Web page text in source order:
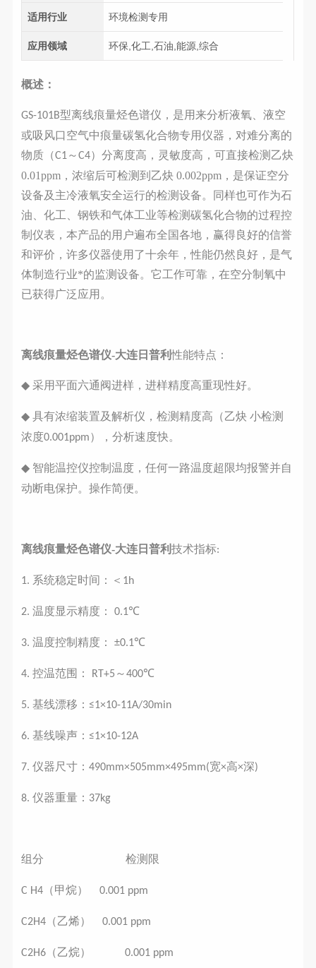
适用行业 环境检测专用
应用领域 环保,化工,石油,能源,综合
概述：
GS-101B型离线痕量烃色谱仪，是用来分析液氧、液空
或吸风口空气中痕量碳氢化合物专用仪器，对难分离的
物质（C1～C4）分离度高，灵敏度高，可直接检测乙炔
0.01ppm，浓缩后可检测到乙炔 0.002ppm，是保证空分
设备及主冷液氧安全运行的检测设备。同样也可作为石
油、化工、钢铁和气体工业等检测碳氢化合物的过程控
制仪表，本产品的用户遍布全国各地，赢得良好的信誉
和评价，许多仪器使用了十余年，性能仍然良好，是气
体制造行业*的监测设备。它工作可靠，在空分制氧中
已获得广泛应用。
离线痕量烃色谱仪-大连日普利性能特点：
◆采用平面六通阀进样，进样精度高重现性好。
◆具有浓缩装置及解析仪，检测精度高（乙炔 小检测
浓度0.001ppm），分析速度快。
◆ 智能温控仪控制温度，任何一路温度超限均报警并自
动断电保护。操作简便。
离线痕量烃色谱仪-大连日普利技术指标:
1.系统稳定时间：＜ 1h
2.温度显示精度： 0.1℃
3.温度控制精度： ±0.1℃
4.控温范围： RT+5 ～400℃
5.基线漂移：≤1×10-11A/30min
6.基线噪声：≤1×10-12A
7.仪器尺寸：490mm×505mm×495mm(宽×高×深)
8.仪器重量： 37kg
组分 检测限
C H4 （甲烷） 0.001 ppm
C2H4 （乙烯） 0.001 ppm
C2H6 （乙烷） 0.001 ppm